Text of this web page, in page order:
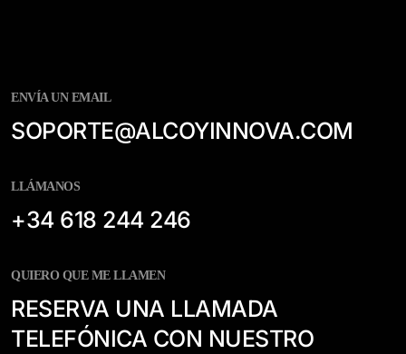
ENVÍA UN EMAIL
SOPORTE@ALCOYINNOVA.COM
LLÁMANOS
+34 618 244 246
QUIERO QUE ME LLAMEN
RESERVA UNA LLAMADA
TELEFÓNICA CON NUESTRO